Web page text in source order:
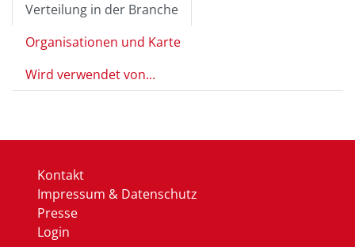
Verteilung in der Branche
Organisationen und Karte
Wird verwendet von...
Kontakt
Impressum & Datenschutz
Presse
Login